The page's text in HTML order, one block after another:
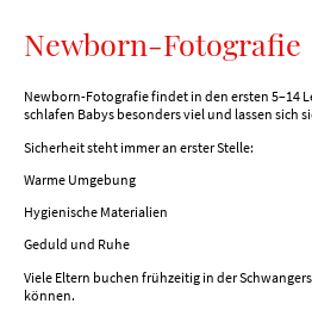
Newborn-Fotografie
Newborn-Fotografie findet in den ersten 5–14
schlafen Babys besonders viel und lassen sich
Sicherheit steht immer an erster Stelle:
Warme Umgebung
Hygienische Materialien
Geduld und Ruhe
Viele Eltern buchen frühzeitig in der
können.